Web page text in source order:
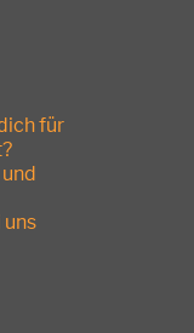
für
uns